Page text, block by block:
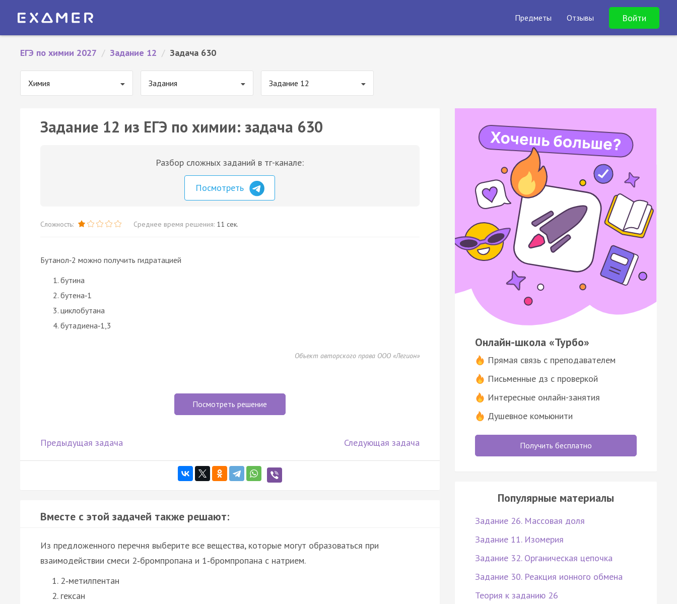
Предметы Отзывы Войти
ЕГЭ по химии 2027 / Задание 12 / Задача 630
Химия Задания Задание 12
Задание 12 из ЕГЭ по химии: задача 630
Разбор сложных заданий в тг-канале:
Посмотреть
Сложность: Среднее время решения: 11 сек.
Бутанол‑2 можно получить гидратацией
бутина
бутена‑1
циклобутана
бутадиена‑1,3
Объект авторского права ООО «Легион»
Посмотреть решение
Предыдущая задача Следующая задача
Вместе с этой задачей также решают:
Из предложенного перечня выберите все вещества, которые могут образоваться при
взаимодействии смеси 2‑бромпропана и 1‑бромпропана с натрием.
2‑метилпентан
гексан
Онлайн-школа «Турбо»
Прямая связь с преподавателем
Письменные дз с проверкой
Интересные онлайн-занятия
Душевное комьюнити
Получить бесплатно
Популярные материалы
Задание 26. Массовая доля
Задание 11. Изомерия
Задание 32. Органическая цепочка
Задание 30. Реакция ионного обмена
Теория к заданию 26